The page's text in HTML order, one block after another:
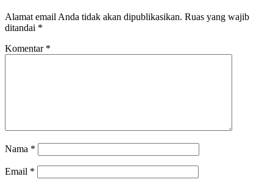
Alamat email Anda tidak akan dipublikasikan. Ruas yang wajib
ditandai *
Komentar *
Nama *
Email *